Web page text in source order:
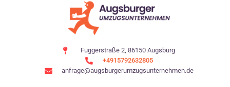
Fuggerstraße 2, 86150 Augsburg
+4915792632805
anfrage@augsburgerumzugsunternehmen.de